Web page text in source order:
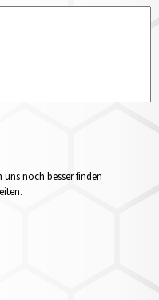
noch besser finden